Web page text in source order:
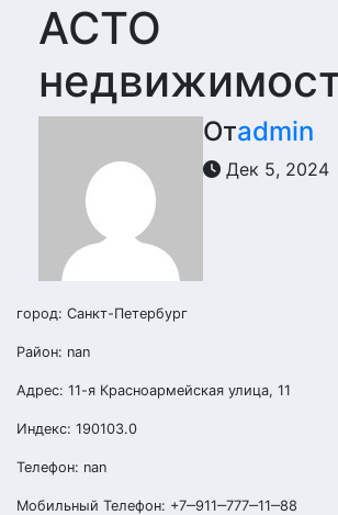
АСТО
Отadmin
Дек 5, 2024
город: Санкт-Петербург
Район: nan
Адрес: 11-я Красноармейская улица, 11
Индекс: 190103.0
Телефон: nan
Мобильный Телефон: +7‒911‒777‒11‒88